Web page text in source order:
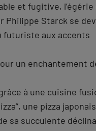
et fugitive, l’égérie
Philippe Starck se
futuriste aux accents
un enchantement
à une cuisine
une pizza
sa succulente